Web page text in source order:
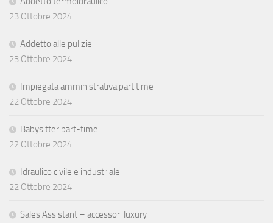
23 Ottobre 2024
Addetto alle pulizie
23 Ottobre 2024
Impiegata amministrativa part time
22 Ottobre 2024
Babysitter part-time
22 Ottobre 2024
Idraulico civile e industriale
22 Ottobre 2024
Sales Assistant – accessori luxury